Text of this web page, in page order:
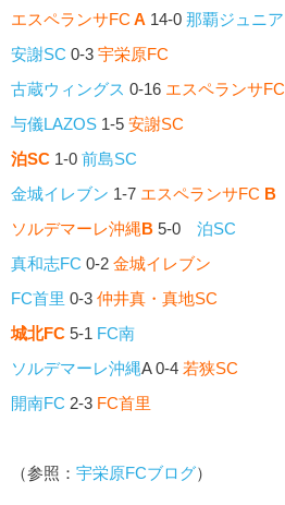
エスペランサFC A 14-0 那覇ジュニア
安謝SC 0-3 宇栄原FC
古蔵ウィングス 0-16 エスペランサFC
与儀LAZOS 1-5 安謝SC
泊SC 1-0 前島SC
金城イレブン 1-7 エスペランサFC B
ソルデマーレ沖縄B 5-0 泊SC
真和志FC 0-2 金城イレブン
FC首里 0-3 仲井真・真地SC
城北FC 5-1 FC南
ソルデマーレ沖縄A 0-4 若狭SC
開南FC 2-3 FC首里
（参照： 宇栄原FCブログ）